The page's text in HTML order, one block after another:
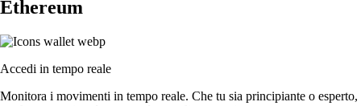
Ethereum
Accedi in tempo reale
Monitora i movimenti in tempo reale. Che tu sia principiante o esperto,